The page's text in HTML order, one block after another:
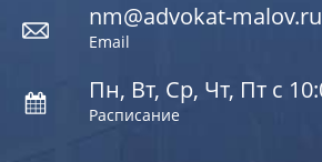
nm@advokat-malov.ru
Email
Пн, Вт, Ср, Чт, Пт с
Расписание